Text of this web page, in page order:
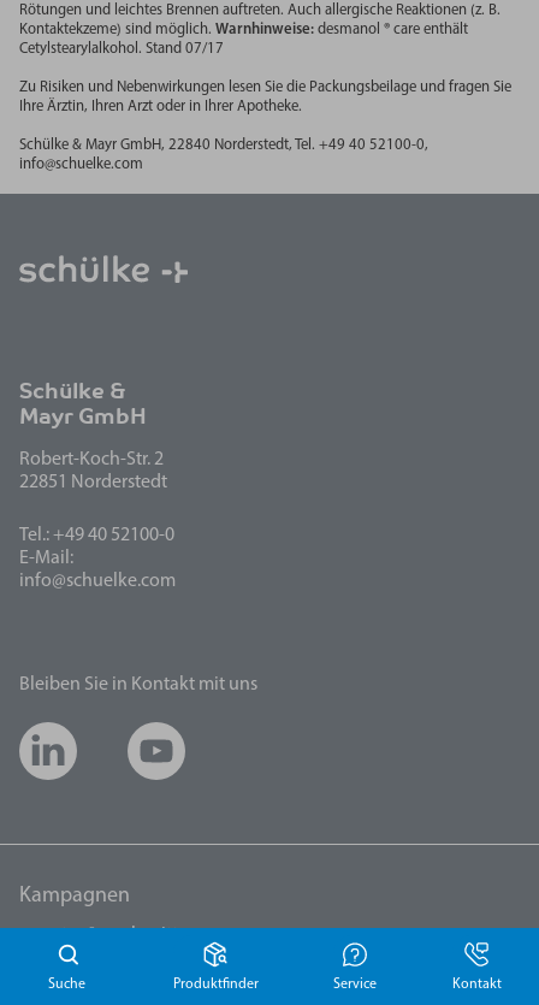
Rötungen und leichtes Brennen auftreten. Auch allergische Reaktionen (z. B.
Kontaktekzeme) sind möglich. Warnhinweise: desmanol ® care enthält
Cetylstearylalkohol. Stand 07/17
Zu Risiken und Nebenwirkungen lesen Sie die Packungsbeilage und fragen Sie
Ihre Ärztin, Ihren Arzt oder in Ihrer Apotheke.
Schülke & Mayr GmbH, 22840 Norderstedt, Tel. +49 40 52100-0,
info@schuelke.com
Suche Produktfinder Service Kontakt
Schülke &
Mayr GmbH
Robert-Koch-Str. 2
22851 Norderstedt
Tel.: +49 40 52100-0
E-Mail:
info@schuelke.com
Bleiben Sie in Kontakt mit uns
Kampagnen
esemtan® wash mitts
Hygiene im Praxisalltag